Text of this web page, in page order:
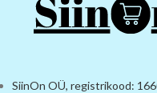
SiinOn OÜ, registrikood: